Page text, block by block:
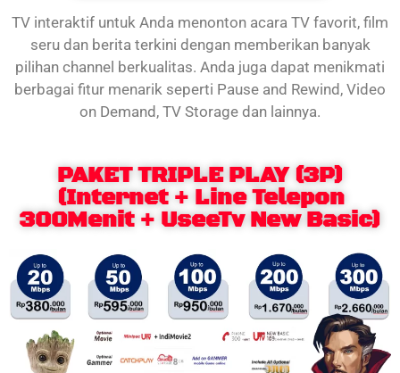
TV interaktif untuk Anda menonton acara TV favorit, film
seru dan berita terkini dengan memberikan banyak
pilihan channel berkualitas. Anda juga dapat menikmati
berbagai fitur menarik seperti Pause and Rewind, Video
on Demand, TV Storage dan lainnya.
PAKET TRIPLE PLAY (3P)
(Internet + Line Telepon
300Menit + UseeTv New Basic)